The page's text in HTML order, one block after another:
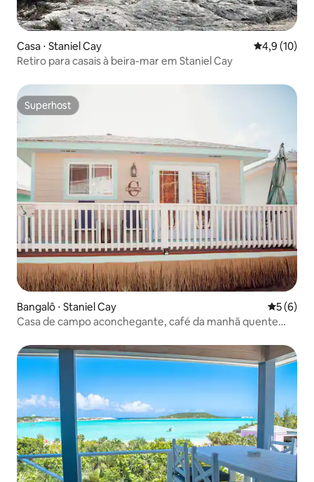
Casa ⋅ Staniel Cay 4,9 de uma
4,9 (10)
Retiro para casais à beira-mar em Staniel Cay
Superhost
Superhost
Bangalô ⋅ Staniel Cay 5 de
5 (6)
Casa de campo aconchegante, café da manhã quente